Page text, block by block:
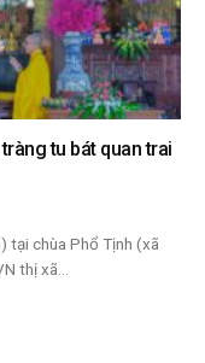
tu bát quan trai
chùa Phổ Tịnh (xã
thị xã...